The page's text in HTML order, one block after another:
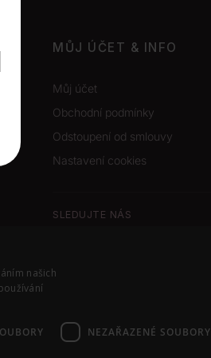
MŮJ ÚČET & INFO
Můj účet
Obchodní podmínky
Odstoupení od smlouvy
Nastavení cookies
SLEDUJTE NÁS
našich
NEZAŘAZENÉ SOUBORY